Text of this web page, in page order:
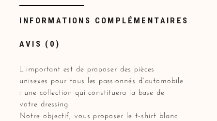
INFORMATIONS COMPLÉMENTAIRES
AVIS (0)
L’important est de proposer des pièces
unisexes pour tous les passionnés d’automobile
: une collection qui constituera la base de
votre dressing.
Notre objectif, vous proposer le t-shirt blanc